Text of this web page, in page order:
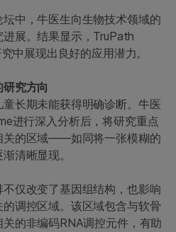
中，牛医生向生物技术领域的
展。结果显示，TruPath
中展现出良好的应用潜力。
究方向
长期未能获得明确诊断。牛医
进行深入分析后，将研究重点
关的区域——如同将一张模糊的
清晰显现。
仅改变了基因组结构，也影响
调控区域。该区域包含与软骨
的非编码RNA调控元件，有助